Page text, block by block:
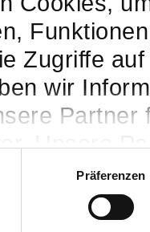
Zugriffe
wir
Partner
Unsere
mit
oder
Präferenzen